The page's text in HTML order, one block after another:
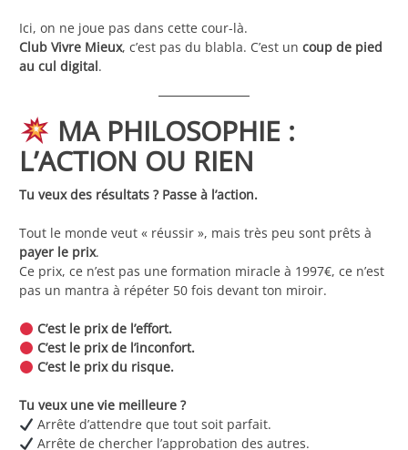
Ici, on ne joue pas dans cette cour-là.
Club Vivre Mieux, c’est pas du blabla. C’est un coup de pied
au cul digital.
MA PHILOSOPHIE :
L’ACTION OU RIEN
Tu veux des résultats ? Passe à l’action.
Tout le monde veut « réussir », mais très peu sont prêts à
payer le prix.
Ce prix, ce n’est pas une formation miracle à 1997€, ce n’est
pas un mantra à répéter 50 fois devant ton miroir.
C’est le prix de l’effort.
C’est le prix de l’inconfort.
C’est le prix du risque.
Tu veux une vie meilleure ?
Arrête d’attendre que tout soit parfait.
Arrête de chercher l’approbation des autres.